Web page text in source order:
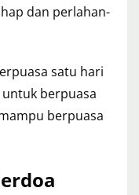
dan perlahan-
satu hari
berpuasa
berpuasa